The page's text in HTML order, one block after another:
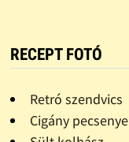
RECEPT FOTÓ
Retró szendvics
Cigány pecsenye